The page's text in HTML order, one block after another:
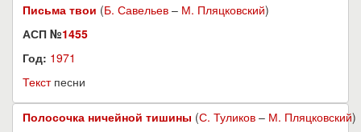
Письма твои (Б. Савельев – М. Пляцковский)
АСП №1455
Год: 1971
Текстпесни
Полосочка ничейной тишины (С. Туликов – М. Пляцковский)